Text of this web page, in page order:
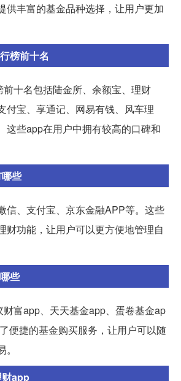
供丰富的基金品种选择，让用户更加
榜前十名
十名包括陆金所、余额宝、理财
付宝、享通记、网易有钱、风车理
这些app在用户中拥有较高的口碑和
些
信、支付宝、京东金融APP等。这些
财功能，让用户可以更方便地管理自
些
富app、天天基金app、蛋卷基金ap
便捷的基金购买服务，让用户可以随
app